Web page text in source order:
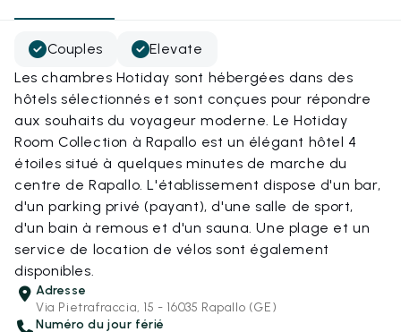
Couples
Elevate
Les chambres Hotiday sont hébergées dans des
hôtels sélectionnés et sont conçues pour répondre
aux souhaits du voyageur moderne. Le Hotiday
Room Collection à Rapallo est un élégant hôtel 4
étoiles situé à quelques minutes de marche du
centre de Rapallo. L'établissement dispose d'un bar,
d'un parking privé (payant), d'une salle de sport,
d'un bain à remous et d'un sauna. Une plage et un
service de location de vélos sont également
disponibles.
Adresse
Via Pietrafraccia, 15 - 16035 Rapallo (GE)
Numéro du jour férié